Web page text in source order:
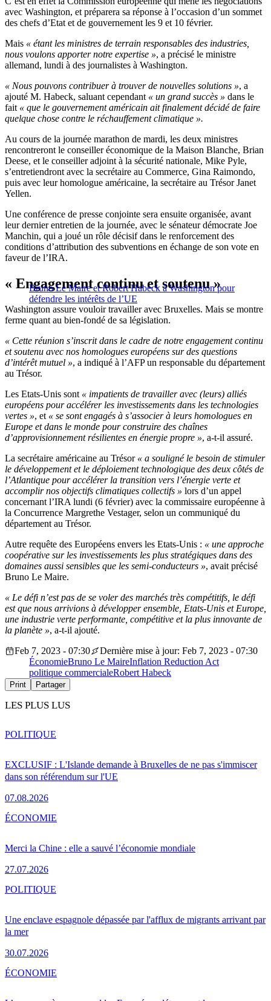
avec Washington, et préparera sa réponse à l’occasion d’un sommet
des chefs d’Etat et de gouvernement les 9 et 10 février.
Mais « étant les ministres de terrain responsables des industries,
nous voulons apporter notre expertise », a précisé le ministre
allemand, lundi à des journalistes à Washington.
« Nous pouvons contribuer à trouver de nouvelles solutions », a
ajouté M. Habeck, saluant cependant « un grand succès » dans le
fait « que le gouvernement américain ait finalement décidé de faire
quelque chose contre le réchauffement climatique ».
Au cours de la journée marathon de mardi, les deux ministres
rencontreront le conseiller économique de la Maison Blanche, Brian
Deese, et le conseiller adjoint à la sécurité nationale, Mike Pyle,
s’entretiendront avec la secrétaire au Commerce, Gina Raimondo,
puis avec leur homologue américaine, la secrétaire au Trésor Janet
Yellen.
Une conférence de presse conjointe sera ensuite organisée, avant
leur dernier entretien de la journée, avec le sénateur démocrate Joe
Manchin, qui a joué un rôle décisif dans le renforcement des
conditions d’attribution des subventions en échange de son vote en
faveur de l’IRA.
Bruno Le Maire et Robert Habeck à Washington pour
défendre les intérêts de l’UE
« Engagement continu et soutenu »
Washington assure vouloir travailler avec Bruxelles. Mais se montre
ferme quant au bien-fondé de sa législation.
« Cette réunion s’inscrit dans le cadre de notre engagement continu
et soutenu avec nos homologues européens sur des questions
d’intérêt mutuel », a indiqué à l’AFP un responsable du département
au Trésor.
Les Etats-Unis sont « impatients de travailler avec (leurs) alliés
européens pour accélérer les investissements dans les technologies
vertes », et « se sont engagés à s’associer à leurs homologues en
Europe et dans le monde pour construire des chaînes
d’approvisionnement résilientes en énergie propre », a-t-il assuré.
La secrétaire américaine au Trésor « a souligné le besoin de stimuler
le développement et le déploiement technologique des deux côtés de
l’Atlantique pour accélérer la transition vers l’énergie verte et
accomplir nos objectifs climatiques collectifs » lors d’un appel
concernant l’IRA lundi (6 février) avec la commissaire européenne à
la Concurrence Margrethe Vestager, selon un communiqué du
département au Trésor.
Autre requête des Européens envers les Etats-Unis : « une approche
coopérative sur les investissements les plus stratégiques dans des
domaines aussi sensibles que les semi-conducteurs », avait précisé
Bruno Le Maire.
« Le défi n’est pas de se voler des marchés très compétitifs, le défi
est que nous arrivions à développer ensemble, Etats-Unis et Europe,
une industrie verte performante, compétitive et la plus innovante de
la planète », a-t-il ajouté.
Feb 7, 2023 - 07:30
Dernière mise à jour: Feb 7, 2023 - 07:30
ÉconomieBruno Le MaireInflation Reduction Act
politique commercialeRobert Habeck
Print Partager
LES PLUS LUS
EXCLUSIF : L'Islande demande à Bruxelles de ne pas s'immiscer
dans son référendum sur l'UE
07.08.2026
POLITIQUE
Merci la Chine : elle a sauvé l’économie mondiale
27.07.2026
ÉCONOMIE
Une enclave espagnole dépassée par l'afflux de migrants arrivant par
la mer
30.07.2026
POLITIQUE
ÉCONOMIE